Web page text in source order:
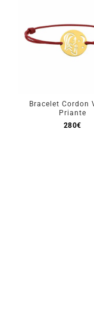
Bracelet Cordon
Priante
280€